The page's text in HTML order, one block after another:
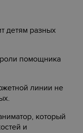
детям разных
помощника
линии не
который
и